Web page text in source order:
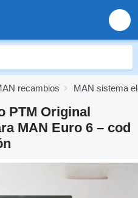
recambios MAN sistema
PTM Original
MAN Euro 6 – cod